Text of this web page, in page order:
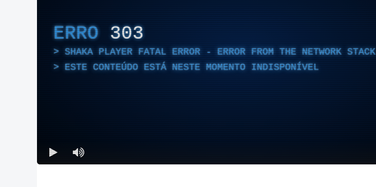
ERRO 303
SHAKA PLAYER FATAL ERROR - ERROR FROM THE NETWORK STACK
ESTE CONTEÚDO ESTÁ NESTE MOMENTO INDISPONÍVEL